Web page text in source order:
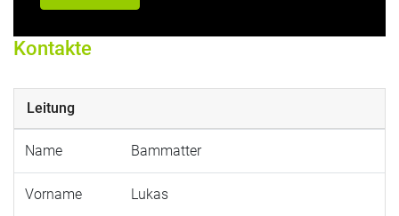
Kontakte
Leitung
Name Bammatter
Vorname Lukas